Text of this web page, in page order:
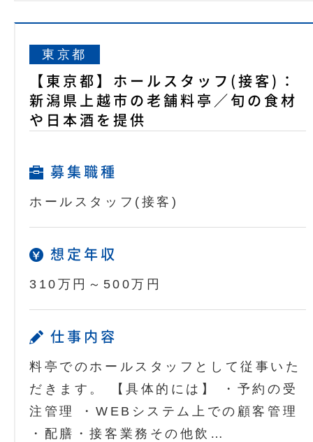
東京都
【東京都】ホールスタッフ(接客)：
新潟県上越市の老舗料亭／旬の食材
や日本酒を提供
募集職種
ホールスタッフ(接客)
想定年収
310万円～500万円
仕事内容
料亭でのホールスタッフとして従事いた
だきます。 【具体的には】 ・予約の受
注管理 ・WEBシステム上での顧客管理
・配膳・接客業務その他飲…